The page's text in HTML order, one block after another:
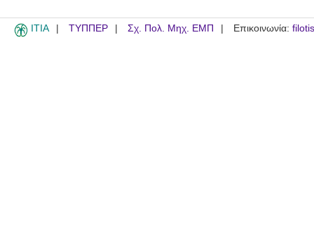
ITIA ΤΥΠΠΕΡ Σχ. Πολ. Μηχ. ΕΜΠ Επικοινωνία: